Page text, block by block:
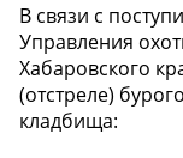
В связи с
Управления
Хабаровского
(отстреле)
кладбища: